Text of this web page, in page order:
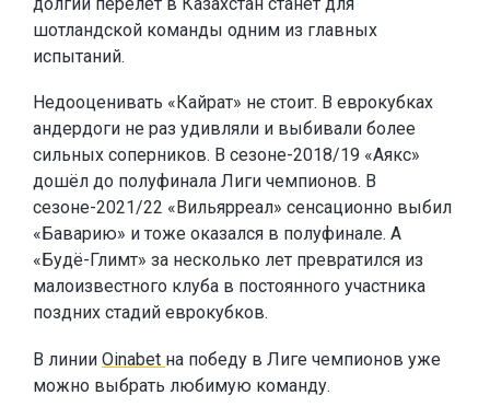
шотландской команды одним из главных
испытаний.
Недооценивать «Кайрат» не стоит. В еврокубках
андердоги не раз удивляли и выбивали более
сильных соперников. В сезоне-2018/19 «Аякс»
дошёл до полуфинала Лиги чемпионов. В
сезоне-2021/22 «Вильярреал» сенсационно выбил
«Баварию» и тоже оказался в полуфинале. А
«Будё-Глимт» за несколько лет превратился из
малоизвестного клуба в постоянного участника
поздних стадий еврокубков.
В линии Oinabet на победу в Лиге чемпионов уже
можно выбрать любимую команду.